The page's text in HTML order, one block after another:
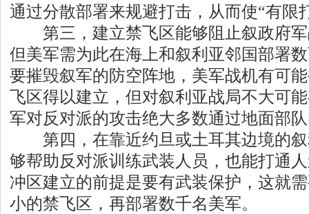
通过分散部署来规避打击，从而使“有限
第三，建立禁飞区能够阻止叙政府军
但美军需为此在海上和叙利亚邻国部署
要摧毁叙军的防空阵地，美军战机有可
飞区得以建立，但对叙利亚战局不大可
军对反对派的攻击绝大多数通过地面部
第四，在靠近约旦或土耳其边境的叙
够帮助反对派训练武装人员，也能打通
冲区建立的前提是要有武装保护，这就
小的禁飞区，再部署数千名美军。